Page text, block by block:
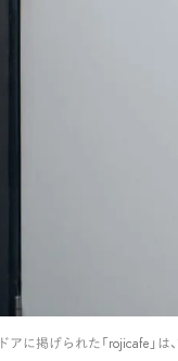
ドアに掲げられた「rojicafe」